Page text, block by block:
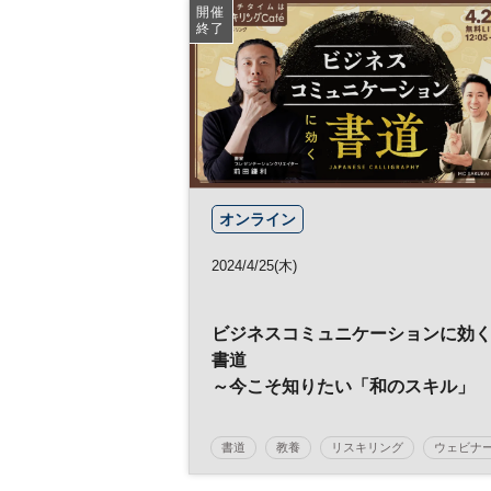
開催
終了
オンライン
2024/4/25(木)
ビジネスコミュニケーションに効く
書道
～今こそ知りたい「和のスキル」
書道 教養 リスキリング ウェビナ